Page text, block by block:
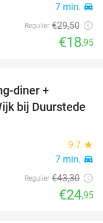
7 min. directions_car
Regulier €29,50
€18,95
diner +
bij Duurstede
9.7 star
7 min. directions_car
Regulier €43,30
€24,95